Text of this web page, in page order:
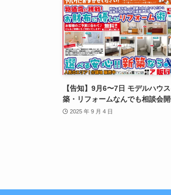
【告知】9月6〜7日 モデルハウ
築・リフォームなんでも相談会
2025 年 9 月 4 日